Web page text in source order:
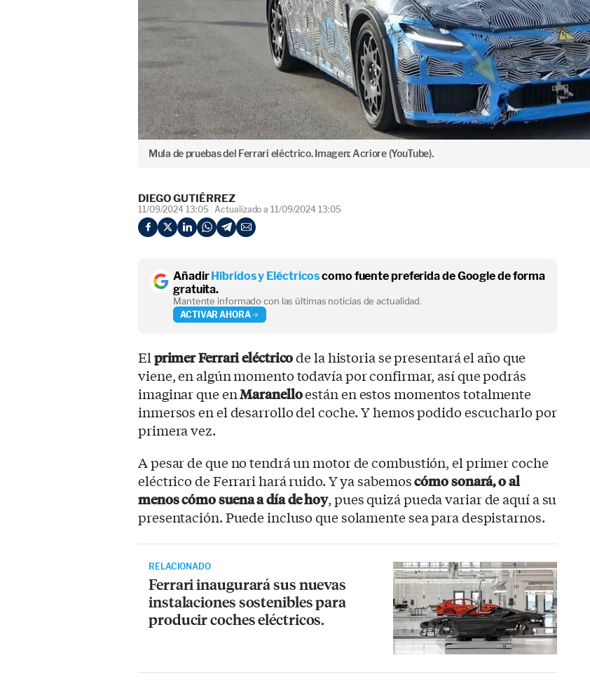
Mula de pruebas del Ferrari eléctrico. Imagen: Acriore (YouTube).
DIEGO GUTIÉRREZ
11/09/2024 13:05 Actualizado a 11/09/2024 13:05
Añadir Híbridos y Eléctricoscomo fuente preferida de Google de forma
gratuita.
Mantente informado con las últimas noticias de actualidad.
ACTIVAR AHORA
Elprimer Ferrari eléctricode la historia se presentará el año que
viene, en algún momento todavía por confirmar, así que podrás
imaginar que enMaranelloestán en estos momentos totalmente
inmersos en el desarrollo del coche. Y hemos podido escucharlo por
primera vez.
A pesar de que no tendrá un motor de combustión, el primer coche
eléctrico de Ferrari hará ruido. Y ya sabemoscómo sonará, o al
menos cómo suena a día de hoy, pues quizá pueda variar de aquí a su
presentación. Puede incluso que solamente sea para despistarnos.
RELACIONADO
Ferrari inaugurará sus nuevas
instalaciones sostenibles para
producir coches eléctricos.